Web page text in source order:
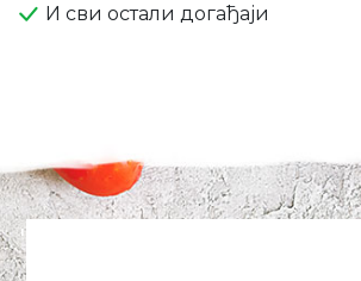
И сви остали догађаји
'